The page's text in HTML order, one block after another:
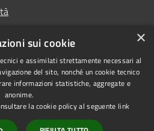
Copyright © 2025 Comune di
Montecatini Terme
Powered byMunicipium
Accesso redazione
×
sui cookie
e assimilati strettamente necessari al
del sito, nonché un cookie tecnico
informazioni statistiche, aggregate e
anonime.
la cookie policy al seguente link